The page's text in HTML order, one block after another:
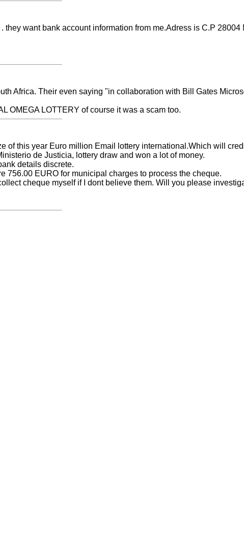
they want bank account information from me.Adress is C.P
Africa. Their even saying "in collaboration with Bill Gates
OMEGA LOTTERY of course it was a scam too.
of this year Euro million Email lottery international.Which will
de Justicia, lottery draw and won a lot of money.
details discrete.
756.00 EURO for municipal charges to process the cheque.
cheque myself if I dont believe them. Will you please